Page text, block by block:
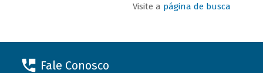
Visite a página de busca
Fale Conosco